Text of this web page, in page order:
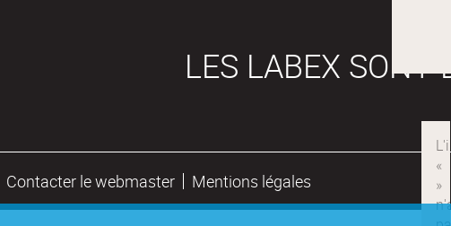
LES LABEX SONT
Contacter le webmaster Mentions légales